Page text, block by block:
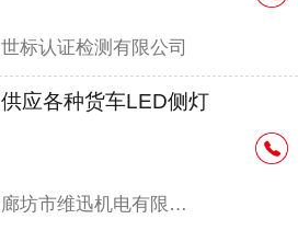
世标认证检测有限公司
供应各种货车LED侧灯
廊坊市维迅机电有限公司